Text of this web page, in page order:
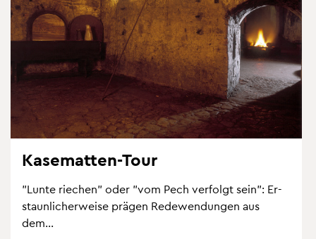
Ka­se­mat­ten-Tour
"Lunte rie­chen" oder "vom Pech ver­folgt sein": Er­
staun­li­cher­wei­se prä­gen Re­de­wen­dun­gen aus
dem...